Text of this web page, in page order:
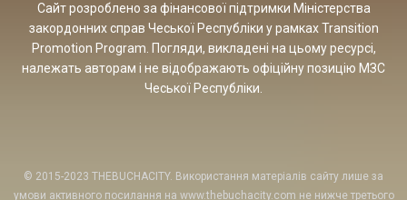
Сайт розроблено за фінансової підтримки Міністерства
закордонних справ Чеської Республіки у рамках Transition
Promotion Program. Погляди, викладені на цьому ресурсі,
належать авторам і не відображають офіційну позицію МЗС
Чеської Республіки.
© 2015-2023 THEBUCHACITY. Використання матеріалів сайту лише за
умови активного посилання на www.thebuchacity.com не нижче третього